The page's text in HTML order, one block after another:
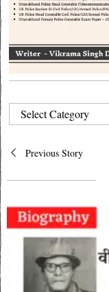
CATEGORIES
Post
navigation
Previous Story